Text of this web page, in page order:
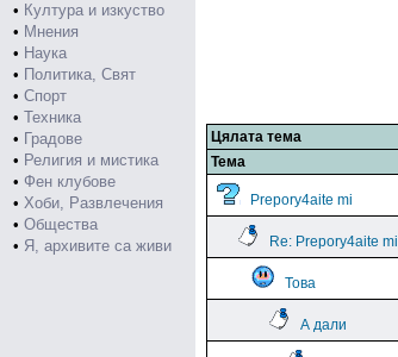
• Култура и изкуство
• Мнения
• Наука
• Политика, Свят
• Спорт
• Техника
• Градове
• Религия и мистика
• Фен клубове
• Хоби, Развлечения
• Общества
• Я, архивите са живи
Цялата тема
Тема
Prepory4aite mi
Re: Prepory4aite mi
Това
А дали